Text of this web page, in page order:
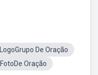
LogoGrupo De Oração
FotoDe Oração